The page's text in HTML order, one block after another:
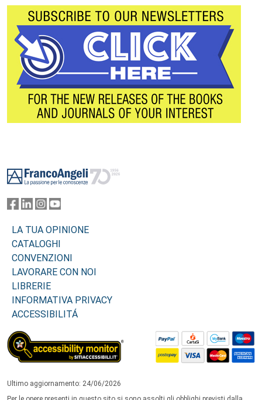
LA TUA OPINIONE
CATALOGHI
CONVENZIONI
LAVORARE CON NOI
LIBRERIE
INFORMATIVA PRIVACY
ACCESSIBILITÁ
Ultimo aggiornamento: 24/06/2026